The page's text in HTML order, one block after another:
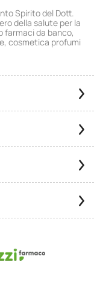
Spirito del Dott.
della salute per la
farmaci da banco,
cosmetica profumi